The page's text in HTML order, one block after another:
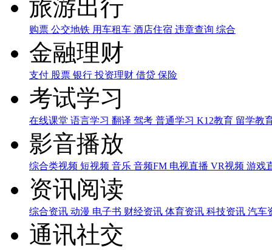
旅游出行
购票 公交地铁 用车租车 酒店住宿 违章查询 综合
金融理财
支付 股票 银行 投资理财 借贷 保险
考试学习
在线课堂 语言学习 翻译 驾考 普通学习 K12教育 留学教
影音播放
综合类视频 短视频 音乐 音频FM 电视直播 VR视频 游戏
资讯阅读
综合资讯 动漫 电子书 财经资讯 体育资讯 科技资讯 汽车
通讯社交